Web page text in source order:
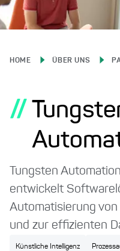
HOME ÜBER UNS
//
Tungsten
entwickelt
Automatisierung
und zur effizienten
Künstliche Intelligenz